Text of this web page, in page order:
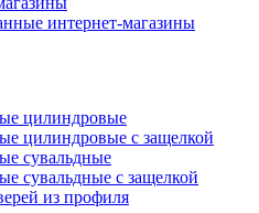
интернет-магазины
цилиндровые
цилиндровые с защелкой
сувальдные
сувальдные с защелкой
из профиля